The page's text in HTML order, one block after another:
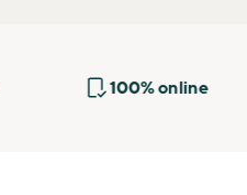
100% online